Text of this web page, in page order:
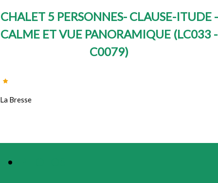
CHALET 5 PERSONNES- CLAUSE-ITUDE -
CALME ET VUE PANORAMIQUE (LC033 -
C0079)
La Bresse